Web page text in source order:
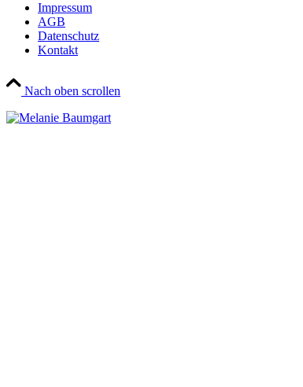
Impressum
AGB
Datenschutz
Kontakt
Nach oben scrollen